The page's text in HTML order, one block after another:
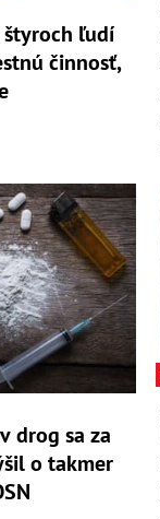
ľudí
činnosť,
drog sa za
o takmer